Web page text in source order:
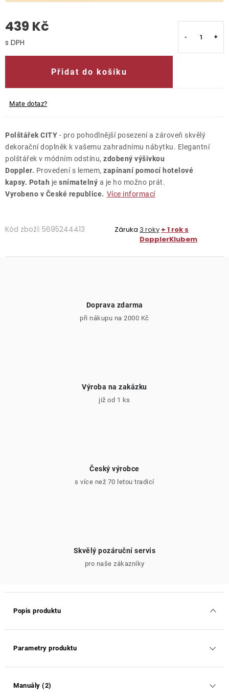
Naše katalogy
O nás
Kontakty
439 Kč
Přidat do košíku
Mate dotaz?
Polštářek CITY - pro pohodlnější posezení a zároveň skvělý
dekorační doplněk k vašemu zahradnímu nábytku. Elegantní
polštářek v módním odstínu, zdobený výšivkou
Doppler. Provedení s lemem, zapínaní pomocí hotelové
kapsy. Potah je snímatelný a je ho možno prát.
Vyrobeno v České republice. Více informací
Kód zboží: 5695244413 Záruka 3 roky + 1 rok s
DopplerKlubem
Doprava zdarma
při nákupu na 2000 Kč
Výroba na zakázku
již od 1 ks
Český výrobce
s více než 70 letou tradicí
Skvělý pozáruční servis
pro naše zákazníky
Popis produktu
Parametry produktu
Manuály (2)